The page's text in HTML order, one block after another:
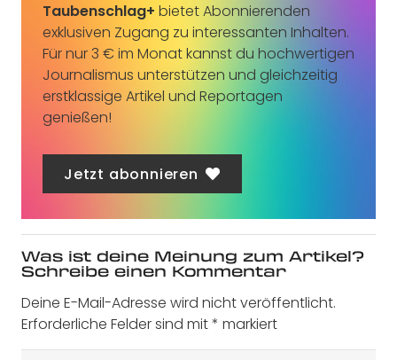
Taubenschlag+ bietet Abonnierenden
exklusiven Zugang zu interessanten Inhalten.
Für nur 3 € im Monat kannst du hochwertigen
Journalismus unterstützen und gleichzeitig
erstklassige Artikel und Reportagen
genießen!
Jetzt abonnieren
Was ist deine Meinung zum Artikel?
Schreibe einen Kommentar
Deine E-Mail-Adresse wird nicht veröffentlicht.
Erforderliche Felder sind mit* markiert